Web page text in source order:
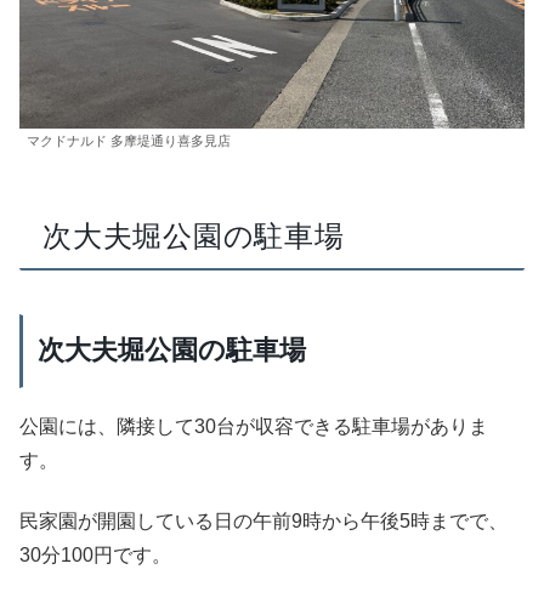
マクドナルド 多摩堤通り喜多見店
次大夫堀公園の駐車場
次大夫堀公園の駐車場
公園には、隣接して30台が収容できる駐車場がありま
す。
民家園が開園している日の午前9時から午後5時までで、
30分100円です。